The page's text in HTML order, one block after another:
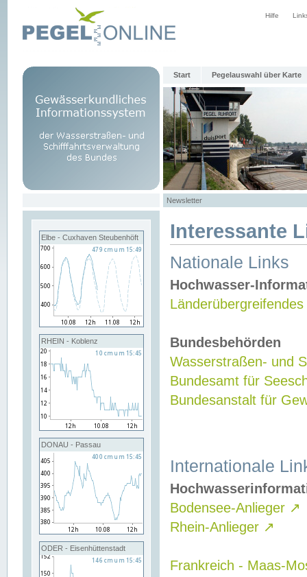
Hilfe
Start Pegelauswahl über Karte
Newsletter
Elbe - Cuxhaven Steubenhöft
RHEIN - Koblenz
DONAU - Passau
ODER - Eisenhüttenstadt
Interessante
Nationale Links
Hochwasser-
Bundesbehörden
Wasserstraßen- und
Bundesamt für
Bundesanstalt für
Internationale
Bodensee-Anlieger ↗
Rhein-Anlieger ↗
Frankreich - Maas-